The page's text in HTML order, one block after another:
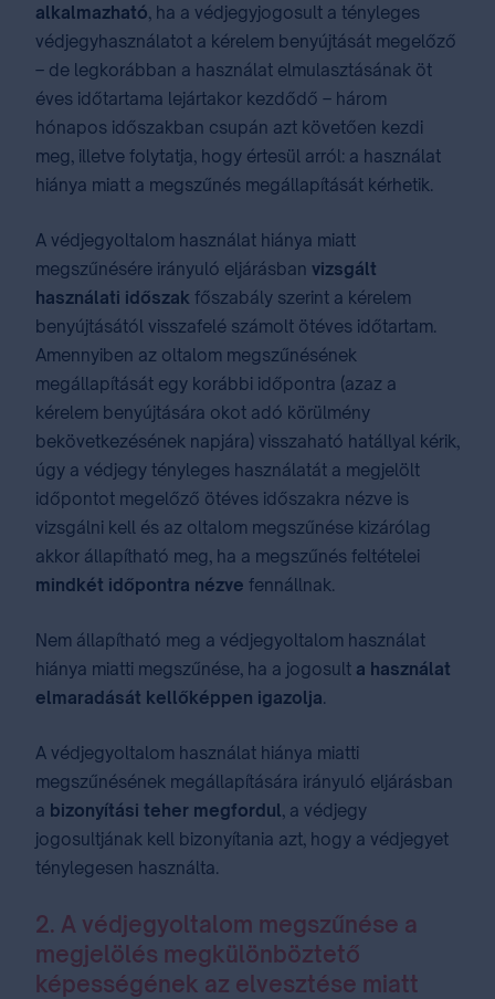
alkalmazható, ha a védjegyjogosult a tényleges
védjegyhasználatot a kérelem benyújtását megelőző
– de legkorábban a használat elmulasztásának öt
éves időtartama lejártakor kezdődő – három
hónapos időszakban csupán azt követően kezdi
meg, illetve folytatja, hogy értesül arról: a használat
hiánya miatt a megszűnés megállapítását kérhetik.
A védjegyoltalom használat hiánya miatt
megszűnésére irányuló eljárásban vizsgált
használati időszak főszabály szerint a kérelem
benyújtásától visszafelé számolt ötéves időtartam.
Amennyiben az oltalom megszűnésének
megállapítását egy korábbi időpontra (azaz a
kérelem benyújtására okot adó körülmény
bekövetkezésének napjára) visszaható hatállyal kérik,
úgy a védjegy tényleges használatát a megjelölt
időpontot megelőző ötéves időszakra nézve is
vizsgálni kell és az oltalom megszűnése kizárólag
akkor állapítható meg, ha a megszűnés feltételei
mindkét időpontra nézve fennállnak.
Nem állapítható meg a védjegyoltalom használat
hiánya miatti megszűnése, ha a jogosult a használat
elmaradását kellőképpen igazolja.
A védjegyoltalom használat hiánya miatti
megszűnésének megállapítására irányuló eljárásban
a bizonyítási teher megfordul, a védjegy
jogosultjának kell bizonyítania azt, hogy a védjegyet
ténylegesen használta.
2. A védjegyoltalom megszűnése a
megjelölés megkülönböztető
képességének az elvesztése miatt